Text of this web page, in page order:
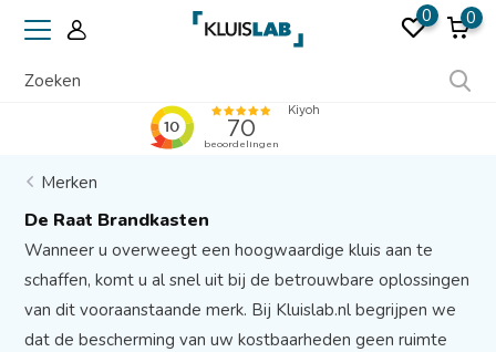
0 0
Merken
De Raat Brandkasten
Wanneer u overweegt een hoogwaardige kluis aan te
schaffen, komt u al snel uit bij de betrouwbare oplossingen
van dit vooraanstaande merk. Bij Kluislab.nl begrijpen we
dat de bescherming van uw kostbaarheden geen ruimte